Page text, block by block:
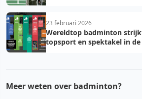
23 februari 2026
Wereldtop badminton
topsport en spektakel in de
Meer weten over badminton?